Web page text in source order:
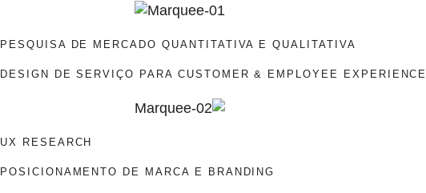
PESQUISA DE MERCADO QUANTITATIVA E QUALITATIVA
DESIGN DE SERVIÇO PARA CUSTOMER & EMPLOYEE EXPERIENCE
UX RESEARCH
POSICIONAMENTO DE MARCA E BRANDING